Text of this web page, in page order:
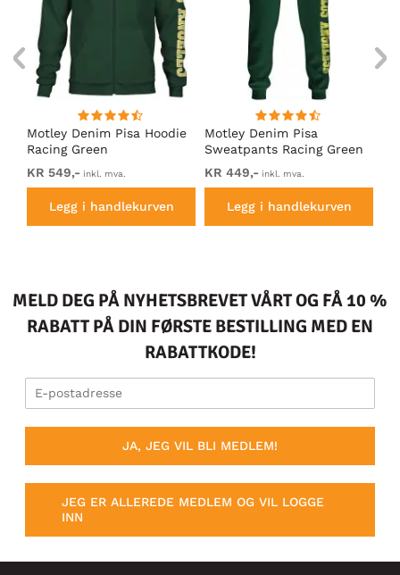
Motley Denim Pisa Hoodie
Racing Green
KR 549,- inkl. mva.
Legg i handlekurven
Motley Denim Pisa
Sweatpants Racing Green
KR 449,- inkl. mva.
Legg i handlekurven
MELD DEG PÅ NYHETSBREVET VÅRT OG FÅ 10 %
RABATT PÅ DIN FØRSTE BESTILLING MED EN
RABATTKODE!
JA, JEG VIL BLI MEDLEM!
JEG ER ALLEREDE MEDLEM OG VIL LOGGE
INN